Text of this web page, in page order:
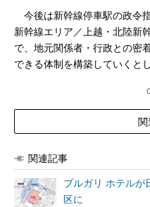
今後は新幹線停車駅の政令
新幹線エリア／上越・北陸新
で、地元関係者・行政との密
できる体制を構築していくと
関
関連記事
ブルガリ ホテルが
区に